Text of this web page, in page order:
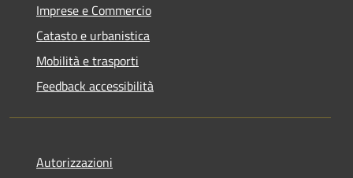
Imprese e Commercio
Catasto e urbanistica
Mobilità e trasporti
Feedback accessibilità
Autorizzazioni